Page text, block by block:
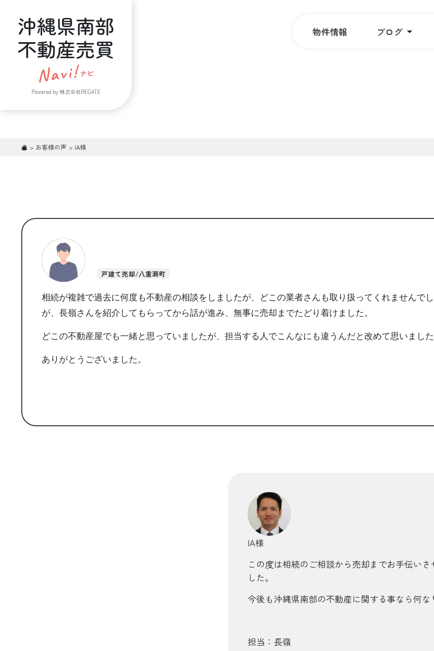
沖縄県南部
不動産売買
Powered by 株式会社REGATE
物件情報 ブログ
> お客様の声 > IA様
戸建て売却/八重瀬町
相続が複雑で過去に何度も不動産の相談をしましたが、どこの業者さんも取り扱ってくれませんで
が、長嶺さんを紹介してもらってから話が進み、無事に売却までたどり着けました。
どこの不動産屋でも一緒と思っていましたが、担当する人でこんなにも違うんだと改めて思いまし
ありがとうございました。
IA様
この度は相続のご相談から売却までお手伝い
した。
今後も沖縄県南部の不動産に関する事なら何
担当：長嶺